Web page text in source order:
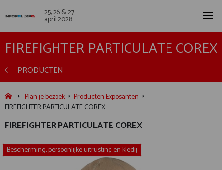
25, 26 & 27
april 2028
FIREFIGHTER PARTICULATE COREX
PRODUCTEN
Plan je bezoek
Producten Exposanten
FIREFIGHTER PARTICULATE COREX
FIREFIGHTER PARTICULATE COREX
Bescherming, persoonlijke uitrusting en kledij